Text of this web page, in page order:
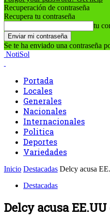
Recuperación de contraseña
Recupera tu contraseña
tu
Se te ha enviado una contraseña
NotiSol
Portada
Locales
Generales
Nacionales
Internacionales
Politica
Deportes
Variedades
Inicio Destacadas Delcy acusa
Destacadas
Delcy acusa